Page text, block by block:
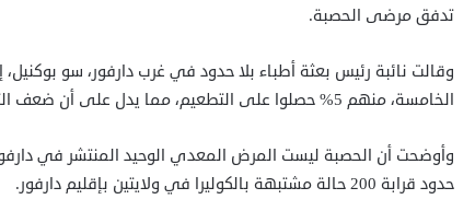
تدفق مرضى الحصبة.
الخامسة، منهم 5% حصلوا على التطعيم، مما يدل على أن ضعف التحصين لم يبدأ مع النزاع القائم.
وأوضحت أن الحصبة ليست المرض المعدي الوحيد المنتشر في
حدود قرابة 200 حالة مشتبهة بالكوليرا في ولايتين بإقليم دارفور.